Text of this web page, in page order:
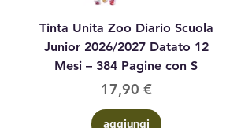
Tinta Unita Zoo Diario Scuola
Junior 2026/2027 Datato 12
Mesi – 384 Pagine con S
Prezzo
17,90 €
aggiungi